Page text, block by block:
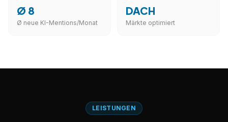
Ø 8
Ø neue KI-Mentions/Monat
DACH
Märkte optimiert
LEISTUNGEN